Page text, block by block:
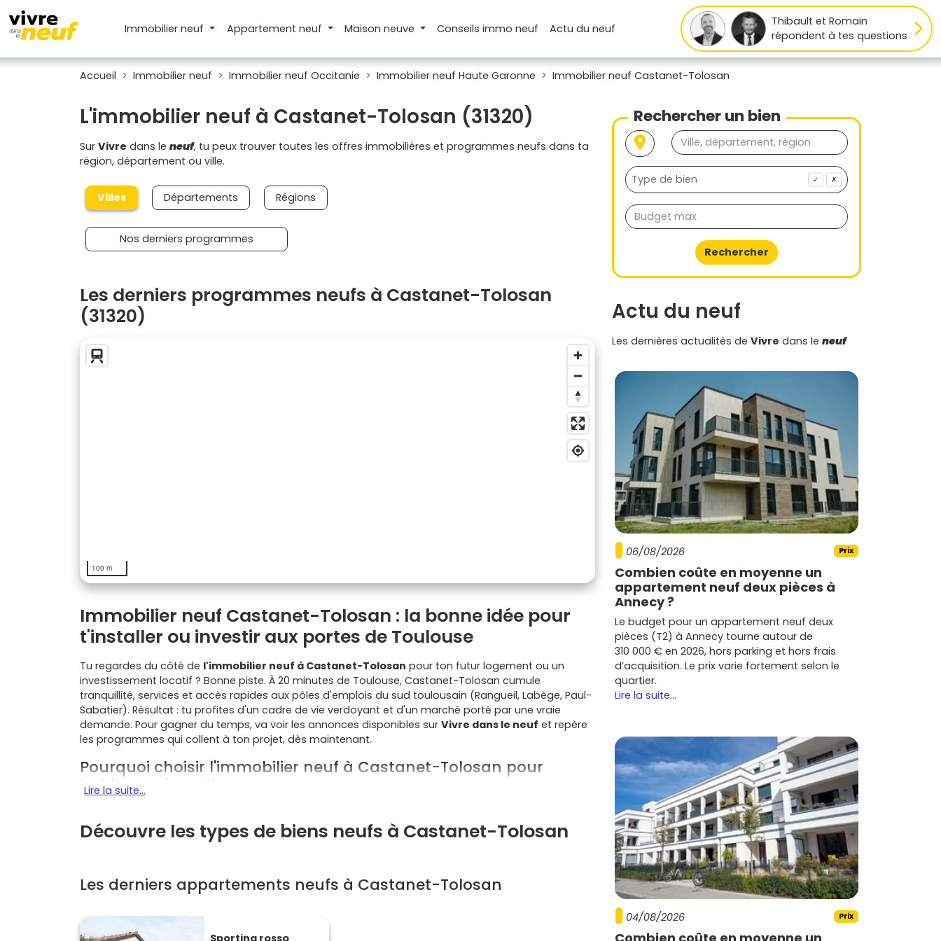
Immobilier neuf Appartement neuf Maison neuve Conseilsimmo neuf Actudu neuf
Thibault et Romain
répondent à tes questions
Accueil Immobilier neuf Immobilier neuf Occitanie Immobilier neuf Haute Garonne Immobilier neuf Castanet-Tolosan
L'immobilier neuf à Castanet-Tolosan (31320)
Sur Vivre dans le neuf, tu peux trouver toutes les offres immobilières et programmes neufs dans ta
région, département ou ville.
Villes Départements Régions
Nos derniers programmes
Les derniers programmes neufs à Castanet-Tolosan
(31320)
100 m
Immobilier neuf Castanet-Tolosan : la bonne idée pour
t'installer ou investir aux portes de Toulouse
Tu regardes du côté de l'immobilier neuf à Castanet-Tolosan pour ton futur logement ou un
investissement locatif ? Bonne piste. À 20 minutes de Toulouse, Castanet-Tolosan cumule
tranquillité, services et accès rapides aux pôles d'emplois du sud toulousain (Rangueil, Labège, Paul-
Sabatier). Résultat : tu profites d'un cadre de vie verdoyant et d'un marché porté par une vraie
demande. Pour gagner du temps, va voir les annonces disponibles sur Vivre dans le neuf et repère
les programmes qui collent à ton projet, dès maintenant.
Pourquoi choisir l'immobilier neuf à Castanet-Tolosan pour
habiter ou investir
Innopole, tu accèdes vite aux campus, centres de recherche et entreprises tech.
Qualité de vie: bords ducanal du Midi, équipements sportifs, écoles et commerces à taille
Demande locative soutenue: entre les étudiants/jeunes actifs de l'axe Paul-Sabatier–Rangueil et
Lire la suite...
Découvre les types de biens neufs à Castanet-Tolosan
Les derniers appartements neufs à Castanet-Tolosan
Sporting rosso
Rechercher un bien
✓ ✗
Rechercher
Actu du neuf
Les dernières actualités de Vivre dans le neuf
06/08/2026 Prix
Combien coûte en moyenne un
appartement neuf deux pièces à
Annecy ?
Le budget pour un appartement neuf deux
pièces (T2) à Annecy tourne autour de
310 000 € en 2026, hors parking et hors frais
d’acquisition. Le prix varie fortement selon le
quartier.
Lire la suite...
04/08/2026 Prix